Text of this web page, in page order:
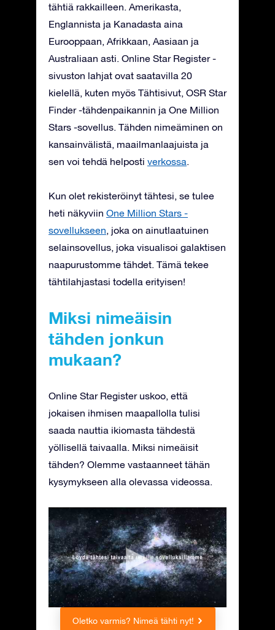
tähtiä rakkailleen. Amerikasta,
Englannista ja Kanadasta aina
Eurooppaan, Afrikkaan, Aasiaan ja
Australiaan asti. Online Star Register -
sivuston lahjat ovat saatavilla 20
kielellä, kuten myös Tähtisivut, OSR Star
Finder -tähdenpaikannin ja One Million
Stars -sovellus. Tähden nimeäminen on
kansainvälistä, maailmanlaajuista ja
sen voi tehdä helposti verkossa.
Kun olet rekisteröinyt tähtesi, se tulee
heti näkyviin One Million Stars -
sovellukseen, joka on ainutlaatuinen
selainsovellus, joka visualisoi galaktisen
naapurustomme tähdet. Tämä tekee
tähtilahjastasi todella erityisen!
Miksi nimeäisin
tähden jonkun
mukaan?
Online Star Register uskoo, että
jokaisen ihmisen maapallolla tulisi
saada nauttia ikiomasta tähdestä
yöllisellä taivaalla. Miksi nimeäisit
tähden? Olemme vastaanneet tähän
kysymykseen alla olevassa videossa.
Oletko varmis? Nimeä tähti nyt!